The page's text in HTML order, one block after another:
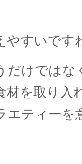
やすいです
だけではな
材を取り入
エティーを